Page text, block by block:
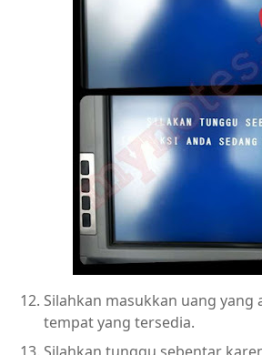
Silahkan masukkan uang yang
tempat yang tersedia.